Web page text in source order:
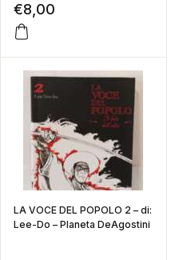
€8,00
LA VOCE DEL POPOLO 2 – di:
Lee-Do – Planeta DeAgostini